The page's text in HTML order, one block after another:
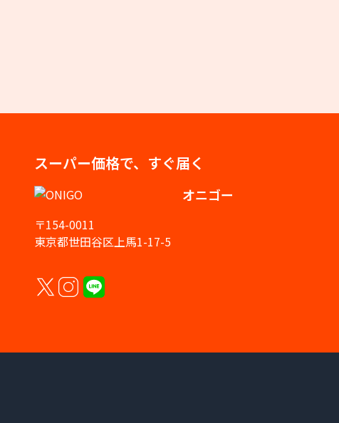
スーパー価格で、すぐ届く
オニゴー
〒154-0011
東京都世田谷区上馬1-17-5